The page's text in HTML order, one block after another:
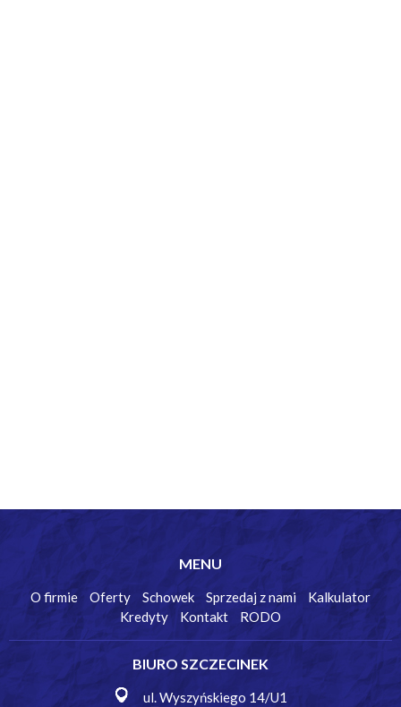
MENU
O firmie Oferty Schowek Sprzedaj z nami
Kalkulator
Kredyty
Kontakt RODO
BIURO SZCZECINEK
ul. Wyszyńskiego 14/U1